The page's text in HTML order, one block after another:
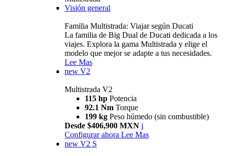
Visión general
Familia Multistrada: Viajar según Ducati
La familia de Big Dual de Ducati dedicada a los
viajes. Explora la gama Multistrada y elige el
modelo que mejor se adapte a tus necesidades.
Lee Mas
new V2
Multistrada V2
115 hp Potencia
92.1 Nm Torque
199 kg Peso húmedo (sin combustible)
Desde $406,900 MXN i
Configurar ahora Lee Mas
new V2 S